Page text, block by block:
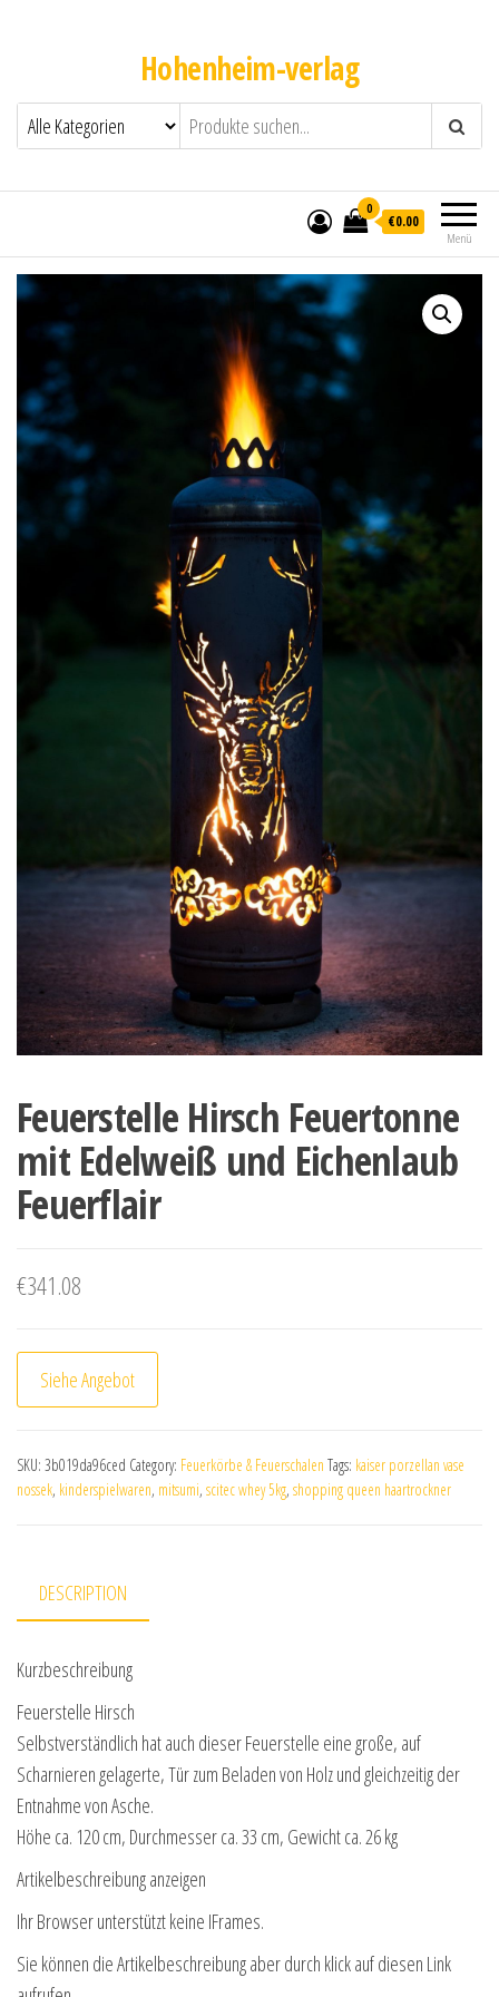
Hohenheim-verlag
Menü
0
€0.00
Feuerstelle Hirsch Feuertonne
mit Edelweiß und Eichenlaub
Feuerflair
€341.08
Siehe Angebot
SKU: 3b019da96ced Category: Feuerkörbe & Feuerschalen Tags: kaiser porzellan vase
nossek, kinderspielwaren, mitsumi, scitec whey 5kg, shopping queen haartrockner
DESCRIPTION
Kurzbeschreibung
Feuerstelle Hirsch
Selbstverständlich hat auch dieser Feuerstelle eine große, auf
Scharnieren gelagerte, Tür zum Beladen von Holz und gleichzeitig der
Entnahme von Asche.
Höhe ca. 120 cm, Durchmesser ca. 33 cm, Gewicht ca. 26 kg
Artikelbeschreibung anzeigen
Ihr Browser unterstützt keine IFrames.
Sie können die Artikelbeschreibung aber durch klick auf diesen Link